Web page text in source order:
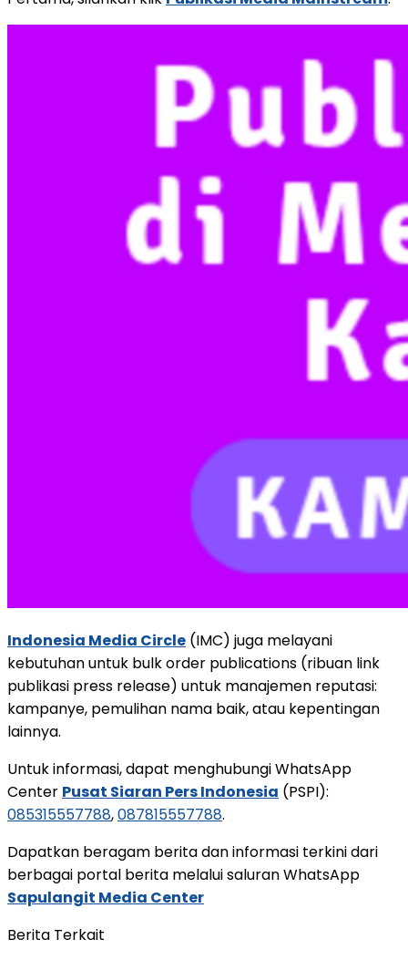
Indonesia Media Circle (IMC) juga melayani
kebutuhan untuk bulk order publications (ribuan link
publikasi press release) untuk manajemen reputasi:
kampanye, pemulihan nama baik, atau kepentingan
lainnya.
Untuk informasi, dapat menghubungi WhatsApp
Center Pusat Siaran Pers Indonesia (PSPI):
085315557788,087815557788.
Dapatkan beragam berita dan informasi terkini dari
berbagai portal berita melalui saluran WhatsApp
Sapulangit Media Center
Berita Terkait